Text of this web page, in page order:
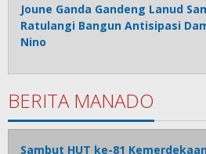
Joune Ganda Gandeng Lanud
Ratulangi Bangun Antisipasi
Nino
BERITA MANADO
Sambut HUT ke-81